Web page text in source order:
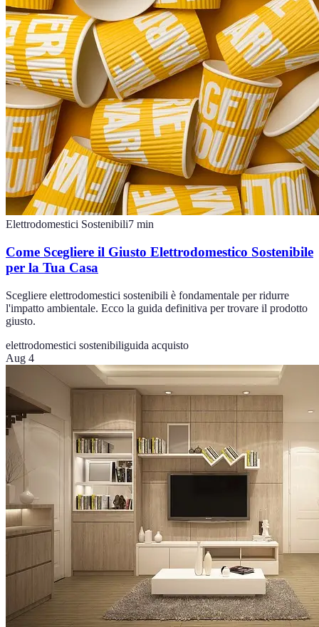
Elettrodomestici Sostenibili7 min
Come Scegliere il Giusto Elettrodomestico Sostenibile
per la Tua Casa
Scegliere elettrodomestici sostenibili è fondamentale per ridurre
l'impatto ambientale. Ecco la guida definitiva per trovare il prodotto
giusto.
elettrodomestici sostenibiliguida acquisto
Aug 4